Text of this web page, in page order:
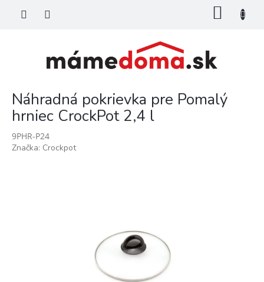
Náhradná pokrievka pre Pomalý
hrniec CrockPot 2,4 l
9PHR-P24
Značka: Crockpot